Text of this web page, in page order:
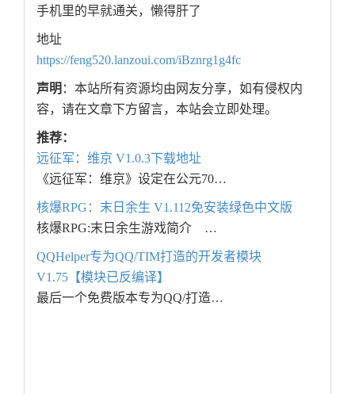
手机里的早就通关，懒得肝了
地址
https://feng520.lanzoui.com/iBznrg1g4fc
声明 ：本站所有资源均由网友分享，如有侵权内
容，请在文章下方留言，本站会立即处理。
推荐：
远征军：维京 V1.0.3下载地址
《远征军：维京》设定在公元70…
核爆RPG：末日余生 V1.112免安装绿色中文版
核爆RPG:末日余生游戏简介 …
QQHelper专为QQ/TIM打造的开发者模块
V1.75【模块已反编译】
最后一个免费版本专为QQ/打造…